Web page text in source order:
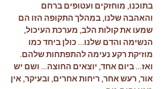
בתוכנו, מוחזקים ועטופים ברחם
והאהבה שלנו, במהלך התקופה הזו הם
שמעו את קולות הלב, מערכת העיכול,
הנשימה והדם שלנו... כולן ביחד כמו
מוזיקת רקע נעימה להתפתחות שלהם.
ואז... ביום אחד, יוצאים החוצה... ושם יש
אור, רעש אחר, ריחות אחרים, ובעיקר, אין